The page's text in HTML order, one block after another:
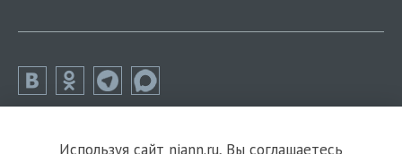
Используя сайт niann.ru, Вы соглашаетесь